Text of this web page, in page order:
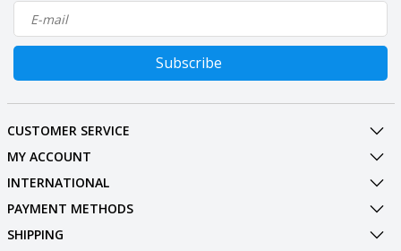
Subscribe
CUSTOMER SERVICE
MY ACCOUNT
INTERNATIONAL
PAYMENT METHODS
SHIPPING